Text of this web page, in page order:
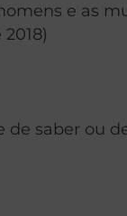
e as
de saber ou